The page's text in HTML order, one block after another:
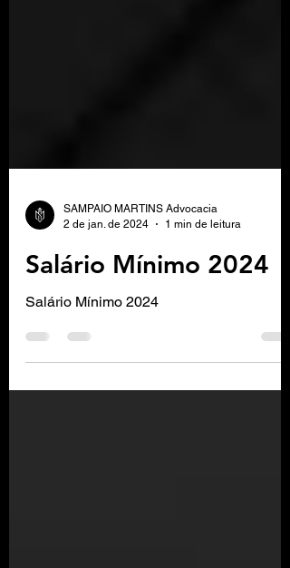
2 de jan. de 2024
1 min de leitura
Salário Mínimo 2024
Salário Mínimo 2024